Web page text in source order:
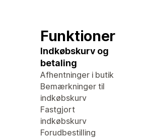
Funktioner
Indkøbskurv og
betaling
Afhentninger i butik
Bemærkninger til
indkøbskurv
Fastgjort
indkøbskurv
Forudbestilling